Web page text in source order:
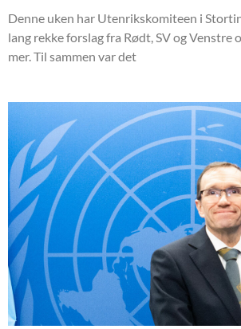
Denne uken har Utenrikskomiteen i
lang rekke forslag fra Rødt, SV og Venstre
mer. Til sammen var det